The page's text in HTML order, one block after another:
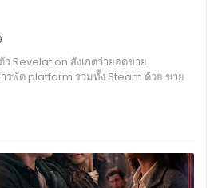
Revelation สังเกตว่ายอดขาย
รพัด platform รวมทั้ง Steam ด้วย ขาย